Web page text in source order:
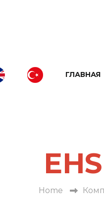
ГЛАВНАЯ
Home